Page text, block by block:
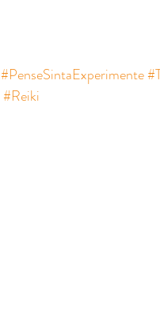
#PenseSintaExperimente
#Reiki